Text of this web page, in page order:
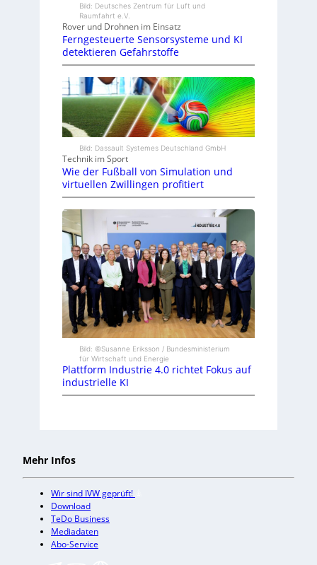
Bild: Deutsches Zentrum für Luft und
Raumfahrt e.V.
Rover und Drohnen im Einsatz
Ferngesteuerte Sensorsysteme und KI
detektieren Gefahrstoffe
Bild: Dassault Systemes Deutschland GmbH
Technik im Sport
Wie der Fußball von Simulation und
virtuellen Zwillingen profitiert
Bild: ©Susanne Eriksson / Bundesministerium
für Wirtschaft und Energie
Plattform Industrie 4.0 richtet Fokus auf
industrielle KI
Mehr Infos
Wir sind IVW geprüft!
Download
TeDo Business
Mediadaten
Abo-Service